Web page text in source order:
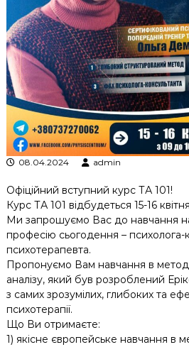
к
ц
і
й
н
о
г
о
а
н
а
л
і
у
08.04.2024 admin
Офіційний вступний курс ТА 101!
Курс ТА 101 відбудеться 15-16
Ми запрошуємо Вас до навчання
професію сьогодення – психолога-
психотерапевта.
Пропонуємо Вам навчання в
аналізу, який був розроблений
з самих зрозумілих, глибоких та
психотерапії.
Що Ви отримаєте:
1) якісне європейське навчання в